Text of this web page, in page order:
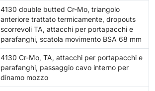
4130 double butted Cr-Mo, triangolo
anteriore trattato termicamente, dropouts
scorrevoli TA, attacchi per portapacchi e
parafanghi, scatola movimento BSA 68 mm
4130 Cr-Mo, TA, attacchi per portapacchi e
parafanghi, passaggio cavo interno per
dinamo mozzo